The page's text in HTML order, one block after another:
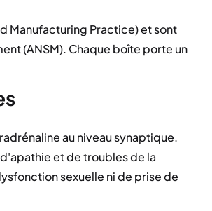
Manufacturing Practice) et sont
(ANSM). Chaque boîte porte un
au niveau synaptique.
et de troubles de la
sexuelle ni de prise de